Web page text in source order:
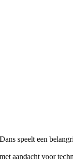
speelt een
aandacht voor